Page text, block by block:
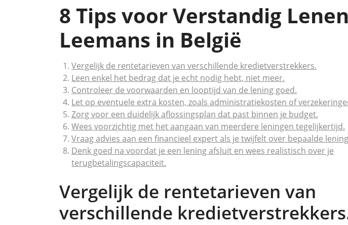
8 Tips voor Verstandig
Leemans in België
Vergelijk de rentetarieven van verschillende kredietverstrekkers.
Leen enkel het bedrag dat je echt nodig hebt, niet meer.
Controleer de voorwaarden en looptijd van de lening goed.
Let op eventuele extra kosten, zoals administratiekosten of
Zorg voor een duidelijk aflossingsplan dat past binnen je budget.
Wees voorzichtig met het aangaan van meerdere leningen tegelijkertijd.
Vraag advies aan een financieel expert als je twijfelt over bepaalde
Denk goed na voordat je een lening afsluit en wees realistisch over je
terugbetalingscapaciteit.
Vergelijk de rentetarieven van
verschillende